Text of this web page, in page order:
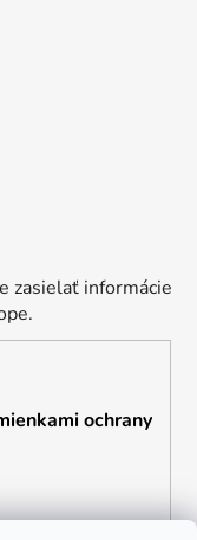
zasielať informácie
ochrany